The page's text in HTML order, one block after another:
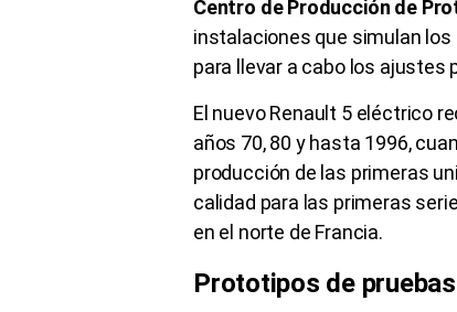
Centro de Producción de
instalaciones que simulan
para llevar a cabo los ajustes
El nuevo Renault 5 eléctrico
años 70, 80 y hasta 1996,
producción de las primeras
calidad para las primeras
en el norte de Francia.
Prototipos de pruebas